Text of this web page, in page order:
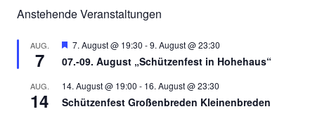
Anstehende Veranstaltungen
AUG.
7
Hervorgehoben
7. August @ 19:30 -9. August @ 23:30
07.-09. August „Schützenfest in Hohehaus“
AUG.
14
14. August @ 19:00 - 16. August @ 23:30
Schützenfest Großenbreden Kleinenbreden